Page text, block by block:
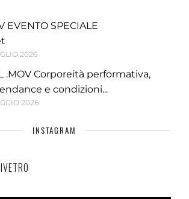
EVENTO SPECIALE
2026
.MOV Corporeità performativa,
e condizioni...
2026
INSTAGRAM